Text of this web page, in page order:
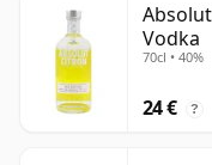
Vodka
70cl • 40%
24 € ?